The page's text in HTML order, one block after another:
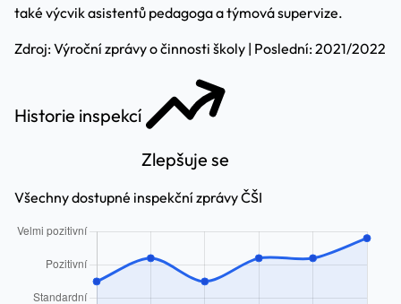
také výcvik asistentů pedagoga a týmová supervize.
Zdroj: Výroční zprávy o činnosti školy | Poslední: 2021/2022
Historie inspekcí
Zlepšuje se
Všechny dostupné inspekční zprávy ČŠI